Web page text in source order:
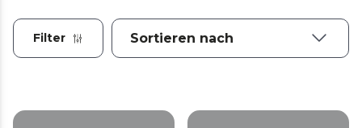
Filter